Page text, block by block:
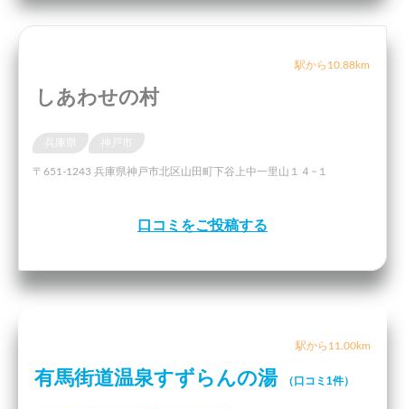
駅から10.88km
しあわせの村
〒651-1243 兵庫県神戸市北区山田町下谷上中一里山１４−１
口コミをご投稿する
駅から11.00km
有馬街道温泉すずらんの湯 （口コミ1件）